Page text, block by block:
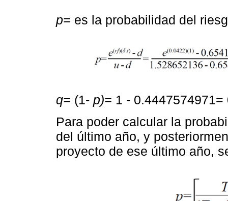
p= es la probabilidad del
q= (1- p)= 1 -
Para poder calcular la
del último año, y
proyecto de ese último año,